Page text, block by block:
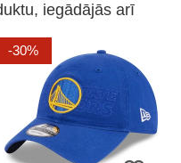
iegādājās arī
-30%